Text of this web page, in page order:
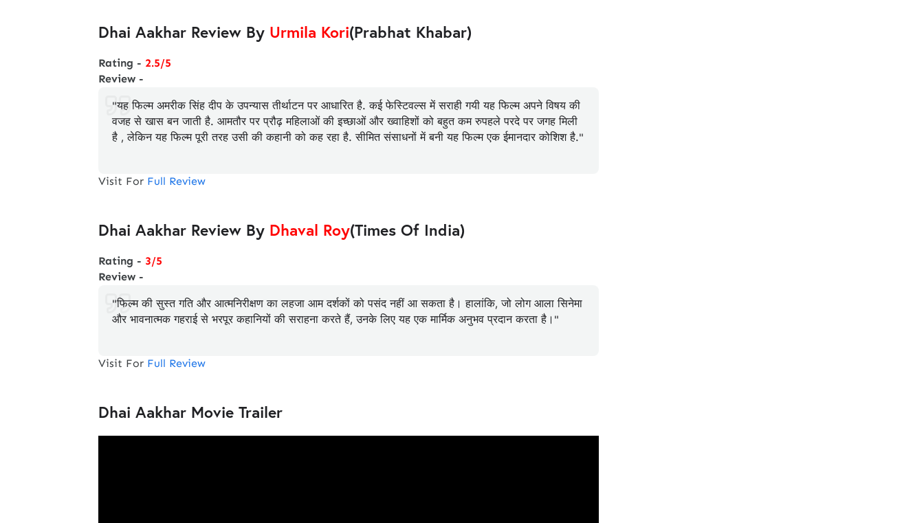
Dhai Aakhar Review By Urmila Kori(Prabhat Khabar)
Rating - 2.5/5
Review -
"यह फिल्म अमरीक सिंह दीप के उपन्यास तीर्थाटन पर आधारित है. कई फेस्टिवल्स में सराही गयी यह फिल्म अपने विषय की
वजह से खास बन जाती है. आमतौर पर प्रौढ़ महिलाओं की इच्छाओं और ख्वाहिशों को बहुत कम रुपहले परदे पर जगह मिली
है , लेकिन यह फिल्म पूरी तरह उसी की कहानी को कह रहा है. सीमित संसाधनों में बनी यह फिल्म एक ईमानदार कोशिश है."
Visit For Full Review
Dhai Aakhar Review By Dhaval Roy(Times Of India)
Rating - 3/5
Review -
"फिल्म की सुस्त गति और आत्मनिरीक्षण का लहजा आम दर्शकों को पसंद नहीं आ सकता है। हालांकि, जो लोग आला सिनेमा
और भावनात्मक गहराई से भरपूर कहानियों की सराहना करते हैं, उनके लिए यह एक मार्मिक अनुभव प्रदान करता है।"
Visit For Full Review
Dhai Aakhar Movie Trailer